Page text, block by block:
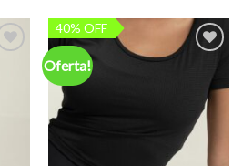
Oferta!
40% OFF
Add to
wishlist